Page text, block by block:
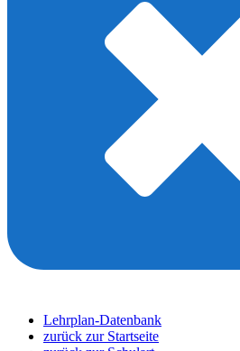
Lehrplan-Datenbank
zurück zur Startseite